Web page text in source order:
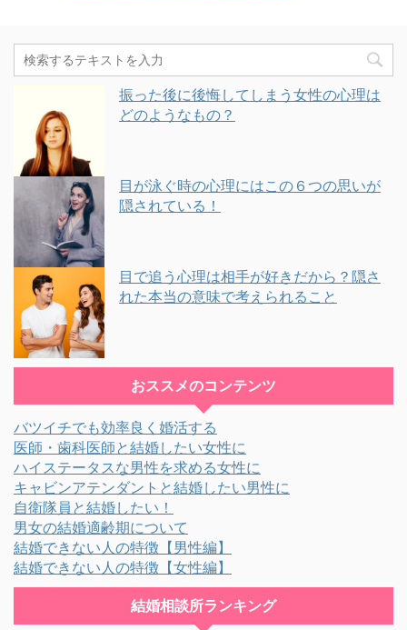
振った後に後悔してしまう女性の心理は
どのようなもの？
目が泳ぐ時の心理にはこの６つの思いが
隠されている！
目で追う心理は相手が好きだから？隠さ
れた本当の意味で考えられること
おススメのコンテンツ
バツイチでも効率良く婚活する
医師・歯科医師と結婚したい女性に
ハイステータスな男性を求める女性に
キャビンアテンダントと結婚したい男性に
自衛隊員と結婚したい！
男女の結婚適齢期について
結婚できない人の特徴【男性編】
結婚できない人の特徴【女性編】
結婚相談所ランキング